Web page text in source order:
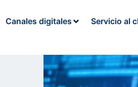
Canales digitales Servicio al